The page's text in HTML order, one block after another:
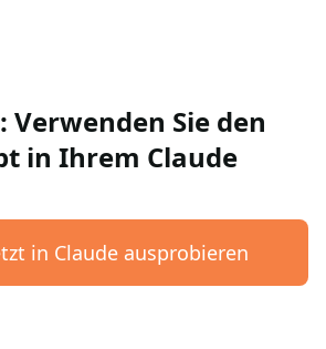
Verwenden Sie den
in Ihrem Claude
in Claude ausprobieren